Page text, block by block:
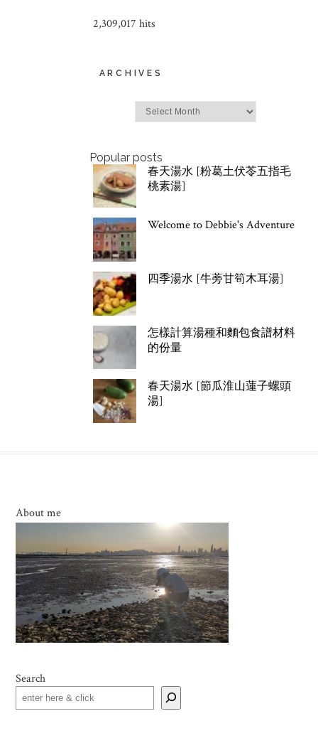
2,309,017 hits
ARCHIVES
Popular posts
春天湯水 [粉葛土伏苓五指毛
桃素湯]
Welcome to Debbie's Adventure
四季湯水 [牛蒡甘筍木耳湯]
怎樣計算湯種和麵包食譜材料
的份量
春天湯水 [節瓜淮山蓮子螺頭
湯]
About me
Search